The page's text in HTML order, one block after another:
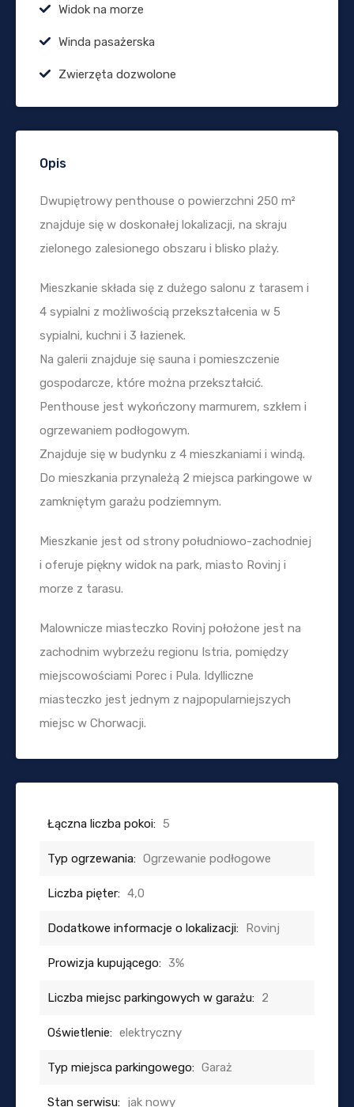
Widok na morze
Winda pasażerska
Zwierzęta dozwolone
Opis
Dwupiętrowy penthouse o powierzchni 250 m²
znajduje się w doskonałej lokalizacji, na skraju
zielonego zalesionego obszaru i blisko plaży.
Mieszkanie składa się z dużego salonu z tarasem i
4 sypialni z możliwością przekształcenia w 5
sypialni, kuchni i 3 łazienek.
Na galerii znajduje się sauna i pomieszczenie
gospodarcze, które można przekształcić.
Penthouse jest wykończony marmurem, szkłem i
ogrzewaniem podłogowym.
Znajduje się w budynku z 4 mieszkaniami i windą.
Do mieszkania przynależą 2 miejsca parkingowe w
zamkniętym garażu podziemnym.
Mieszkanie jest od strony południowo-zachodniej
i oferuje piękny widok na park, miasto Rovinj i
morze z tarasu.
Malownicze miasteczko Rovinj położone jest na
zachodnim wybrzeżu regionu Istria, pomiędzy
miejscowościami Porec i Pula. Idylliczne
miasteczko jest jednym z najpopularniejszych
miejsc w Chorwacji.
Łączna liczba pokoi: 5
Typ ogrzewania: Ogrzewanie podłogowe
Liczba pięter: 4,0
Dodatkowe informacje o lokalizacji: Rovinj
Prowizja kupującego: 3%
Liczba miejsc parkingowych w garażu: 2
Oświetlenie: elektryczny
Typ miejsca parkingowego: Garaż
Stan serwisu: jak nowy